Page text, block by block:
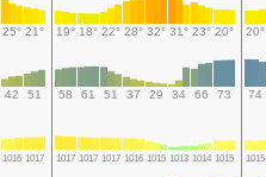
25° 21° 19° 18° 22° 28° 32° 31° 23° 20° 20°
42 51 58 61 51 37 29 34 66 73 74
1016 1017 1017 1017 1017 1016 1015 1013 1014 1015 1015